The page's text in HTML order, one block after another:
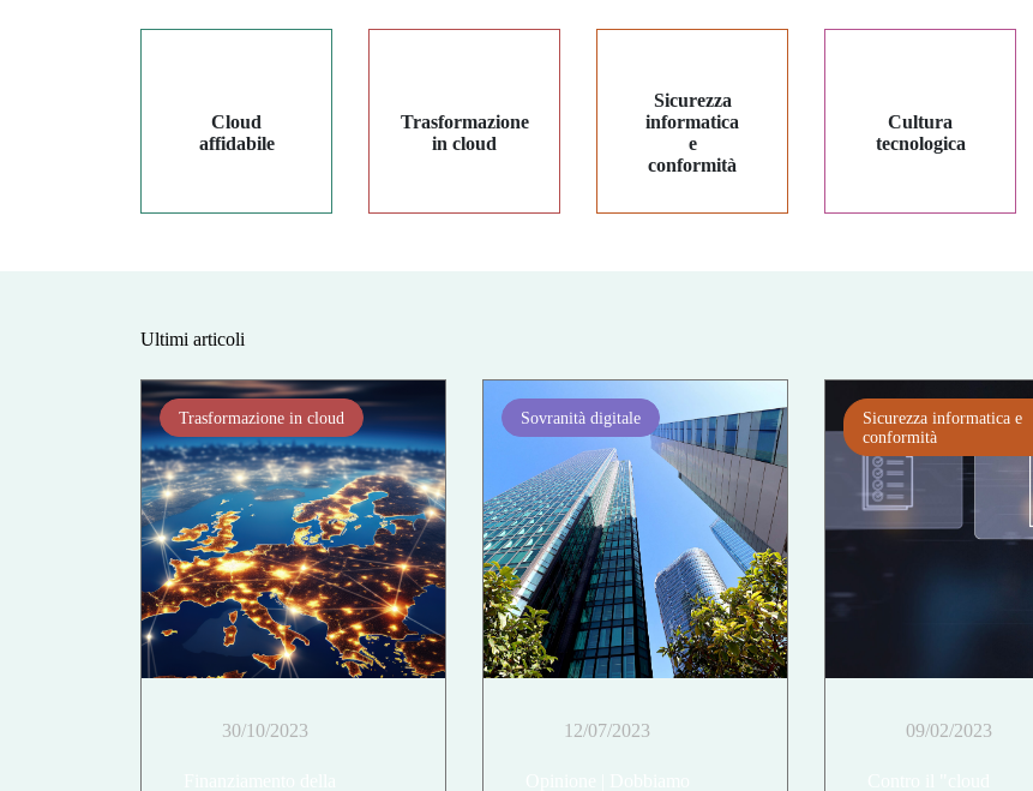
Cloud
affidabile
Trasformazione
in cloud
Sicurezza
informatica
e
conformità
Cultura
tecnologica
Ultimi articoli
Trasformazione in cloud
30/10/2023
Sovranità digitale
12/07/2023
Sicurezza informatica e
conformità
09/02/2023